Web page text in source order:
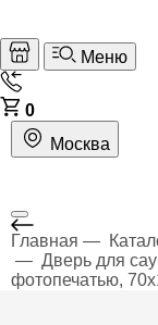
Меню
0
Москва
Главная
Дверь для
фотопечатью,